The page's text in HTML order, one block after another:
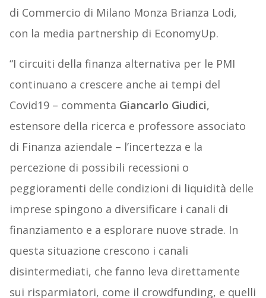
di Commercio di Milano Monza Brianza Lodi,
con la media partnership di EconomyUp.
“I circuiti della finanza alternativa per le PMI
continuano a crescere anche ai tempi del
Covid19 – commenta Giancarlo Giudici,
estensore della ricerca e professore associato
di Finanza aziendale – l’incertezza e la
percezione di possibili recessioni o
peggioramenti delle condizioni di liquidità delle
imprese spingono a diversificare i canali di
finanziamento e a esplorare nuove strade. In
questa situazione crescono i canali
disintermediati, che fanno leva direttamente
sui risparmiatori, come il crowdfunding, e quelli